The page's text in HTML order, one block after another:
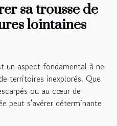
sa trousse de
lointaines
un aspect fondamental à ne
territoires inexplorés. Que
ou au cœur de
peut s'avérer déterminante